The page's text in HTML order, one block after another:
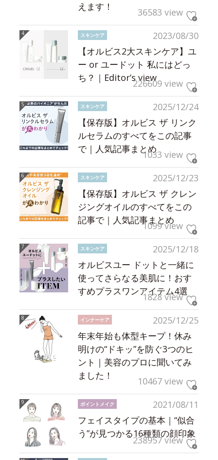
えます！
36583 view
2023/08/30
スキンケア
【オルビス2大スキンケア】ユ
ー or ユードット 私にはどっ
ち？｜Editor’s view226609 view
2025/12/24
スキンケア
【保存版】オルビス ザ リンク
ルセラムのすべてをこの記事
で｜人気記事まとめ1033 view
2025/12/23
スキンケア
【保存版】オルビス ザ クレン
ジングオイルのすべてをこの
記事で｜人気記事まとめ
1099 view
2025/12/18
スキンケア
オルビスユー ドットと一緒に
使ってさらなる美肌に！おす
すめプラスワンアイテム4選
1828 view
2025/12/25
インナーケア
年末年始も体型キープ！休み
明けの“ドキッ”を防ぐ3つのヒ
ント｜美容のプロに聞いてみ
ました！
10467 view
2021/08/11
ポイントメイク
フェイスタイプの基本｜“似合
う”が見つかる16種類の顔印象
238957 view